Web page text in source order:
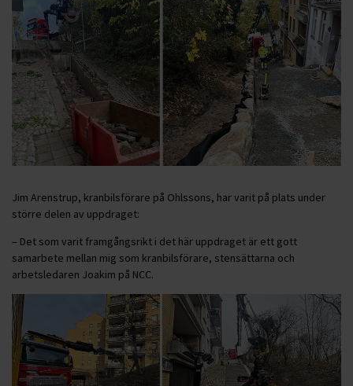
Jim Arenstrup, kranbilsförare på Ohlssons, har varit på plats under
större delen av uppdraget:
– Det som varit framgångsrikt i det här uppdraget är ett gott
samarbete mellan mig som kranbilsförare, stensättarna och
arbetsledaren Joakim på NCC.